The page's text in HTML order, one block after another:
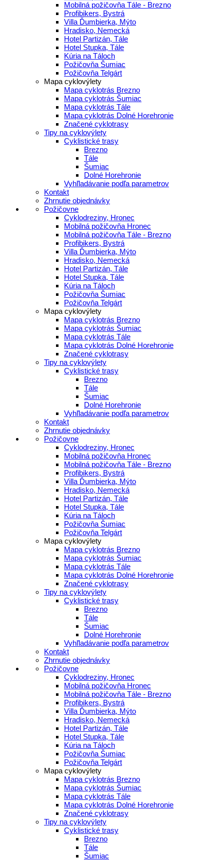
Mobilná požičovňa Tále - Brezno
Profibikers, Bystrá
Villa Ďumbierka, Mýto
Hradisko, Nemecká
Hotel Partizán, Tále
Hotel Stupka, Tále
Kúria na Táloch
Požičovňa Šumiac
Požičovňa Telgárt
Mapa cyklovýlety
Mapa cyklotrás Brezno
Mapa cyklotrás Šumiac
Mapa cyklotrás Tále
Mapa cyklotrás Dolné Horehronie
Značené cyklotrasy
Tipy na cyklovýlety
Cyklistické trasy
Brezno
Tále
Šumiac
Dolné Horehronie
Vyhľladávanie podľa parametrov
Kontakt
Zhrnutie objednávky
Požičovne
Cyklodreziny, Hronec
Mobilná požičovňa Hronec
Mobilná požičovňa Tále - Brezno
Profibikers, Bystrá
Villa Ďumbierka, Mýto
Hradisko, Nemecká
Hotel Partizán, Tále
Hotel Stupka, Tále
Kúria na Táloch
Požičovňa Šumiac
Požičovňa Telgárt
Mapa cyklovýlety
Mapa cyklotrás Brezno
Mapa cyklotrás Šumiac
Mapa cyklotrás Tále
Mapa cyklotrás Dolné Horehronie
Značené cyklotrasy
Tipy na cyklovýlety
Cyklistické trasy
Brezno
Tále
Šumiac
Dolné Horehronie
Vyhľladávanie podľa parametrov
Kontakt
Zhrnutie objednávky
Požičovne
Cyklodreziny, Hronec
Mobilná požičovňa Hronec
Mobilná požičovňa Tále - Brezno
Profibikers, Bystrá
Villa Ďumbierka, Mýto
Hradisko, Nemecká
Hotel Partizán, Tále
Hotel Stupka, Tále
Kúria na Táloch
Požičovňa Šumiac
Požičovňa Telgárt
Mapa cyklovýlety
Mapa cyklotrás Brezno
Mapa cyklotrás Šumiac
Mapa cyklotrás Tále
Mapa cyklotrás Dolné Horehronie
Značené cyklotrasy
Tipy na cyklovýlety
Cyklistické trasy
Brezno
Tále
Šumiac
Dolné Horehronie
Vyhľladávanie podľa parametrov
Kontakt
Zhrnutie objednávky
Požičovne
Cyklodreziny, Hronec
Mobilná požičovňa Hronec
Mobilná požičovňa Tále - Brezno
Profibikers, Bystrá
Villa Ďumbierka, Mýto
Hradisko, Nemecká
Hotel Partizán, Tále
Hotel Stupka, Tále
Kúria na Táloch
Požičovňa Šumiac
Požičovňa Telgárt
Mapa cyklovýlety
Mapa cyklotrás Brezno
Mapa cyklotrás Šumiac
Mapa cyklotrás Tále
Mapa cyklotrás Dolné Horehronie
Značené cyklotrasy
Tipy na cyklovýlety
Cyklistické trasy
Brezno
Tále
Šumiac